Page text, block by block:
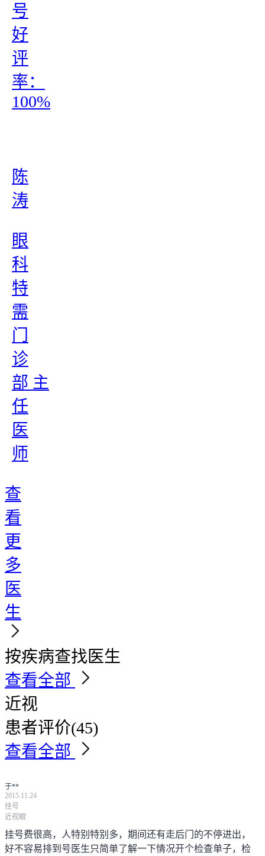
号
好
评
率：
100%
陈
涛
眼
科
特
需
门
诊
部 主
任
医
师
查
看
更
多
医
生
按疾病查找医生
查看全部
近视
患者评价(45)
查看全部
于**
2015.11.24
挂号
近视眼
挂号费很高，人特别特别多，期间还有走后门的不停进出，
好不容易排到号医生只简单了解一下情况开个检查单子，检